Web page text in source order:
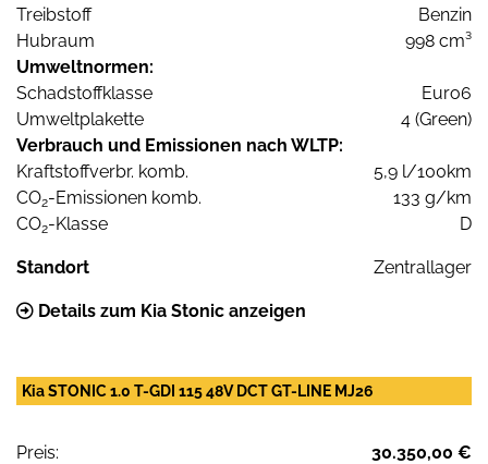
Treibstoff
Benzin
Hubraum
998 cm³
Umweltnormen:
Schadstoffklasse
Euro6
Umweltplakette
4 (Green)
Verbrauch und Emissionen nach WLTP:
Kraftstoffverbr. komb.
5,9 l/100km
CO2-Emissionen komb.
133 g/km
CO2-Klasse D
Standort Zentrallager
Details zum Kia Stonic anzeigen
Kia STONIC 1.0 T-GDI 115 48V DCT GT-LINE MJ26
Preis:
30.350,00 €